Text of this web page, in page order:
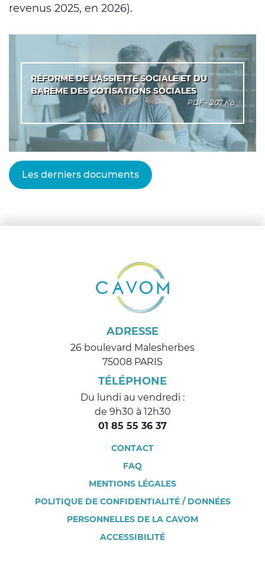
revenus 2025, en 2026).
RÉFORME DE L’ASSIETTE SOCIALE ET DU
BARÈME DES COTISATIONS SOCIALES
PDF - 207 Ko
Les derniers documents
ADRESSE
26 boulevard Malesherbes
75008 PARIS
TÉLÉPHONE
Du lundi au vendredi :
de 9h30 à 12h30
01 85 55 36 37
CONTACT
FAQ
MENTIONS LÉGALES
POLITIQUE DE CONFIDENTIALITÉ / DONNÉES
PERSONNELLES DE LA CAVOM
ACCESSIBILITÉ